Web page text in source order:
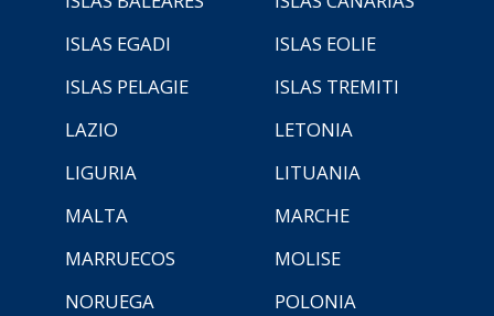
ISLAS EGADI
ISLAS EOLIE
ISLAS PELAGIE
ISLAS TREMITI
LAZIO
LETONIA
LIGURIA
LITUANIA
MALTA
MARCHE
MARRUECOS
MOLISE
NORUEGA
POLONIA